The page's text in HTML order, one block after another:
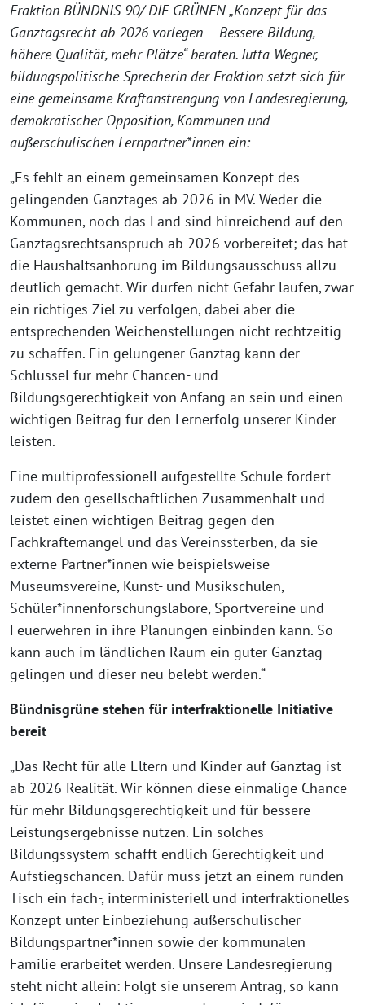
Fraktion BÜNDNIS 90/ DIE GRÜNEN „Konzept für das
Ganztagsrecht ab 2026 vorlegen – Bessere Bildung,
höhere Qualität, mehr Plätze“ beraten. Jutta Wegner,
bildungspolitische Sprecherin der Fraktion setzt sich für
eine gemeinsame Kraftanstrengung von Landesregierung,
demokratischer Opposition, Kommunen und
außerschulischen Lernpartner*innen ein:
„Es fehlt an einem gemeinsamen Konzept des
gelingenden Ganztages ab 2026 in MV. Weder die
Kommunen, noch das Land sind hinreichend auf den
Ganztagsrechtsanspruch ab 2026 vorbereitet; das hat
die Haushaltsanhörung im Bildungsausschuss allzu
deutlich gemacht. Wir dürfen nicht Gefahr laufen, zwar
ein richtiges Ziel zu verfolgen, dabei aber die
entsprechenden Weichenstellungen nicht rechtzeitig
zu schaffen. Ein gelungener Ganztag kann der
Schlüssel für mehr Chancen- und
Bildungsgerechtigkeit von Anfang an sein und einen
wichtigen Beitrag für den Lernerfolg unserer Kinder
leisten.
Eine multiprofessionell aufgestellte Schule fördert
zudem den gesellschaftlichen Zusammenhalt und
leistet einen wichtigen Beitrag gegen den
Fachkräftemangel und das Vereinssterben, da sie
externe Partner*innen wie beispielsweise
Museumsvereine, Kunst- und Musikschulen,
Schüler*innenforschungslabore, Sportvereine und
Feuerwehren in ihre Planungen einbinden kann. So
kann auch im ländlichen Raum ein guter Ganztag
gelingen und dieser neu belebt werden.“
Bündnisgrüne stehen für interfraktionelle Initiative
bereit
„Das Recht für alle Eltern und Kinder auf Ganztag ist
ab 2026 Realität. Wir können diese einmalige Chance
für mehr Bildungsgerechtigkeit und für bessere
Leistungsergebnisse nutzen. Ein solches
Bildungssystem schafft endlich Gerechtigkeit und
Aufstiegschancen. Dafür muss jetzt an einem runden
Tisch ein fach-, interministeriell und interfraktionelles
Konzept unter Einbeziehung außerschulischer
Bildungspartner*innen sowie der kommunalen
Familie erarbeitet werden. Unsere Landesregierung
steht nicht allein: Folgt sie unserem Antrag, so kann